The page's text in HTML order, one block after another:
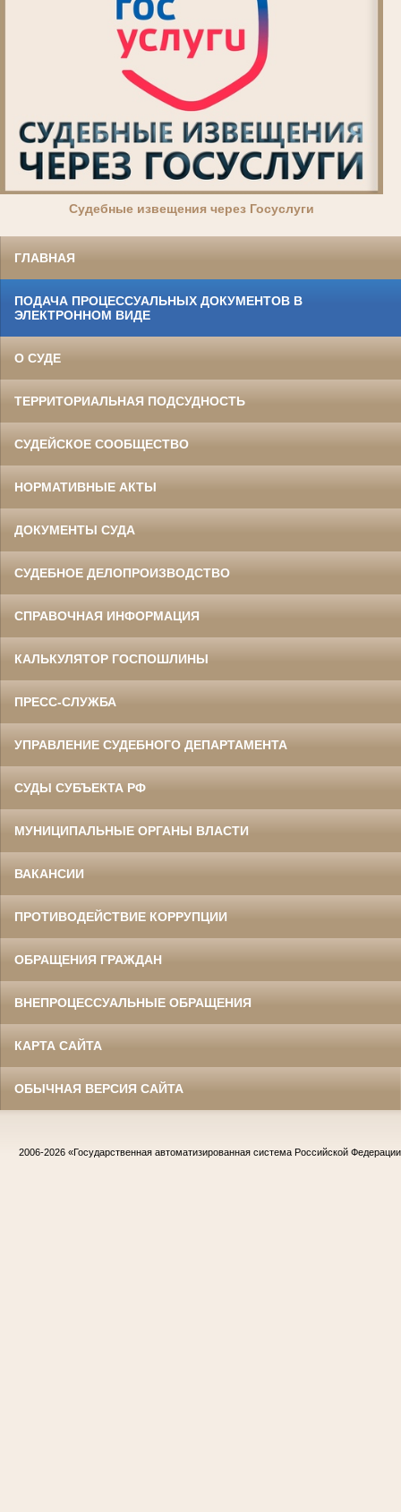
Судебные извещения через Госуслуги
ГЛАВНАЯ
ПОДАЧА ПРОЦЕССУАЛЬНЫХ ДОКУМЕНТОВ В
ЭЛЕКТРОННОМ ВИДЕ
О СУДЕ
ТЕРРИТОРИАЛЬНАЯ ПОДСУДНОСТЬ
СУДЕЙСКОЕ СООБЩЕСТВО
НОРМАТИВНЫЕ АКТЫ
ДОКУМЕНТЫ СУДА
СУДЕБНОЕ ДЕЛОПРОИЗВОДСТВО
СПРАВОЧНАЯ ИНФОРМАЦИЯ
КАЛЬКУЛЯТОР ГОСПОШЛИНЫ
ПРЕСС-СЛУЖБА
УПРАВЛЕНИЕ СУДЕБНОГО ДЕПАРТАМЕНТА
СУДЫ СУБЪЕКТА РФ
МУНИЦИПАЛЬНЫЕ ОРГАНЫ ВЛАСТИ
ВАКАНСИИ
ПРОТИВОДЕЙСТВИЕ КОРРУПЦИИ
ОБРАЩЕНИЯ ГРАЖДАН
ВНЕПРОЦЕССУАЛЬНЫЕ ОБРАЩЕНИЯ
КАРТА САЙТА
ОБЫЧНАЯ ВЕРСИЯ САЙТА
2006-2026 «Государственная автоматизированная система Российской